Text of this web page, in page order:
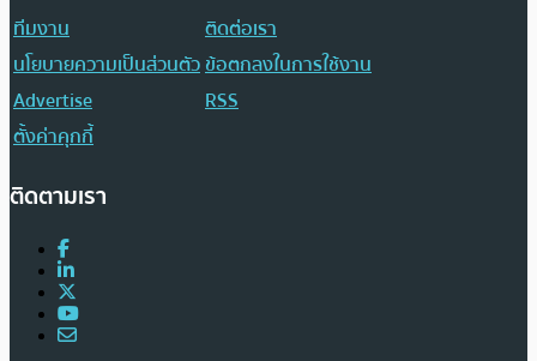
ทีมงาน
ติดต่อเรา
นโยบายความเป็นส่วนตัวข้อตกลงในการใช้งาน
Advertise
RSS
ตั้งค่าคุกกี้
ติดตามเรา